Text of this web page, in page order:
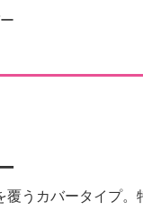
覆うカバータイプ。